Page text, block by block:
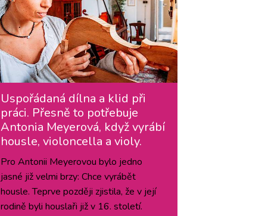
Uspořádaná dílna a klid při
práci. Přesně to potřebuje
Antonia Meyerová, když vyrábí
housle, violoncella a violy.
Pro Antonii Meyerovou bylo jedno
jasné již velmi brzy: Chce vyrábět
housle. Teprve později zjistila, že v její
rodině byli houslaři již v 16. století.